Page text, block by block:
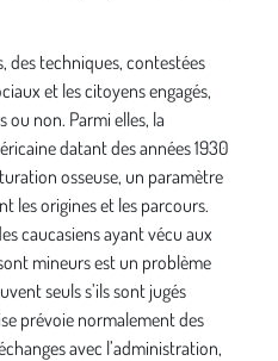
des techniques, contestées
et les citoyens engagés,
ou non. Parmi elles, la
datant des années 1930
osseuse, un paramètre
les origines et les parcours.
caucasiens ayant vécu aux
mineurs est un problème
seuls s’ils sont jugés
prévoie normalement des
avec l’administration,